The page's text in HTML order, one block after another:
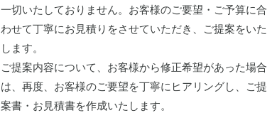
一切いたしておりません。お客様のご要望・ご予算に合
わせて丁寧にお見積りをさせていただき、ご提案をいた
します。
ご提案内容について、お客様から修正希望があった場合
は、再度、お客様のご要望を丁寧にヒアリングし、ご提
案書・お見積書を作成いたします。